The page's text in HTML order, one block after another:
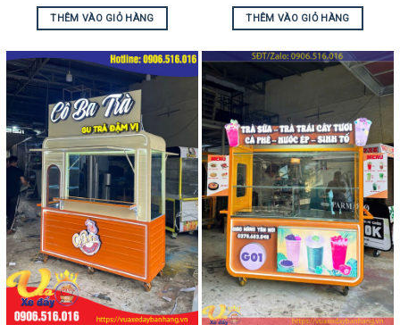
THÊM VÀO GIỎ HÀNG THÊM VÀO GIỎ HÀNG